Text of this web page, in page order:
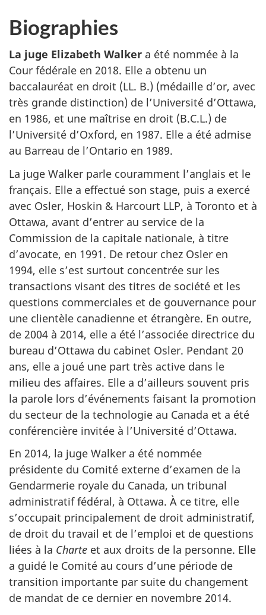
Biographies
La juge Elizabeth Walker a été nommée à la
Cour fédérale en 2018. Elle a obtenu un
baccalauréat en droit (LL. B.) (médaille d’or, avec
très grande distinction) de l’Université d’Ottawa,
en 1986, et une maîtrise en droit (B.C.L.) de
l’Université d’Oxford, en 1987. Elle a été admise
au Barreau de l’Ontario en 1989.
La juge Walker parle couramment l’anglais et le
français. Elle a effectué son stage, puis a exercé
avec Osler, Hoskin & Harcourt LLP, à Toronto et à
Ottawa, avant d’entrer au service de la
Commission de la capitale nationale, à titre
d’avocate, en 1991. De retour chez Osler en
1994, elle s’est surtout concentrée sur les
transactions visant des titres de société et les
questions commerciales et de gouvernance pour
une clientèle canadienne et étrangère. En outre,
de 2004 à 2014, elle a été l’associée directrice du
bureau d’Ottawa du cabinet Osler. Pendant 20
ans, elle a joué une part très active dans le
milieu des affaires. Elle a d’ailleurs souvent pris
la parole lors d’événements faisant la promotion
du secteur de la technologie au Canada et a été
conférencière invitée à l’Université d’Ottawa.
En 2014, la juge Walker a été nommée
présidente du Comité externe d’examen de la
Gendarmerie royale du Canada, un tribunal
administratif fédéral, à Ottawa. À ce titre, elle
s’occupait principalement de droit administratif,
de droit du travail et de l’emploi et de questions
liées à la Charte et aux droits de la personne. Elle
a guidé le Comité au cours d’une période de
transition importante par suite du changement
de mandat de ce dernier en novembre 2014.